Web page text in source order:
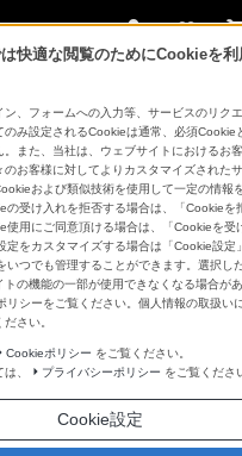
ラ α（アルファ）
後に～ by魚
Night View ～都市
拓哉
せられて～
快適な閲覧のためにCookieを利
、フォームへの入力等、サービスのリク
のみ設定されるCookieは通常、必須Cookie
また、当社は、ウェブサイトにおけるお
お客様に対してよりカスタマイズされた
および類似技術を使用して一定の情報
の受け入れを拒否する場合は、「Cookieを
使用にご同意頂ける場合は、「Cookieを受
定をカスタマイズする場合は「Cookie設定
いつでも管理することができます。選択し
トの機能の一部が使用できなくなる場合が
リシーをご覧ください。個人情報の取扱い
さい。
Cookieポリシー をご覧ください。
、
プライバシーポリシー をご覧くださ
Cookie設定